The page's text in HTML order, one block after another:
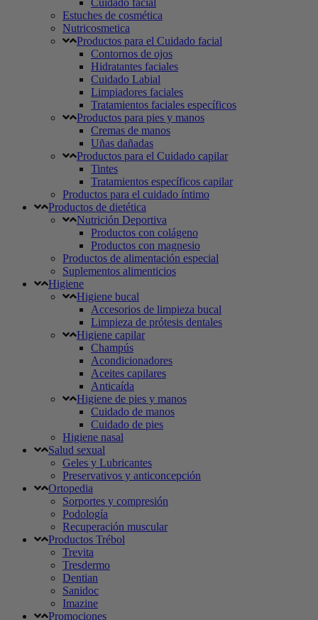
Cuidado facial
Estuches de cosmética
Nutricosmetica
Productos para el Cuidado facial
Contornos de ojos
Hidratantes faciales
Cuidado Labial
Limpiadores faciales
Tratamientos faciales específicos
Productos para pies y manos
Cremas de manos
Uñas dañadas
Productos para el Cuidado capilar
Tintes
Tratamientos específicos capilar
Productos para el cuidado íntimo
Productos de dietética
Nutrición Deportiva
Productos con colágeno
Productos con magnesio
Productos de alimentación especial
Suplementos alimenticios
Higiene
Higiene bucal
Accesorios de limpieza bucal
Limpieza de prótesis dentales
Higiene capilar
Champús
Acondicionadores
Aceites capilares
Anticaída
Higiene de pies y manos
Cuidado de manos
Cuidado de pies
Higiene nasal
Salud sexual
Geles y Lubricantes
Preservativos y anticoncepción
Ortopedia
Sorportes y compresión
Podología
Recuperación muscular
Productos Trébol
Trevita
Tresdermo
Dentian
Sanidoc
Imazine
Promociones